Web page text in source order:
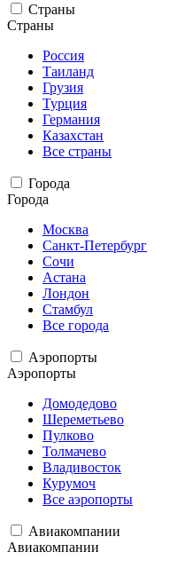
Страны
Страны
Россия
Таиланд
Грузия
Турция
Германия
Казахстан
Все страны
Города
Города
Москва
Санкт-Петербург
Сочи
Астана
Лондон
Стамбул
Все города
Аэропорты
Аэропорты
Домодедово
Шереметьево
Пулково
Толмачево
Владивосток
Курумоч
Все аэропорты
Авиакомпании
Авиакомпании